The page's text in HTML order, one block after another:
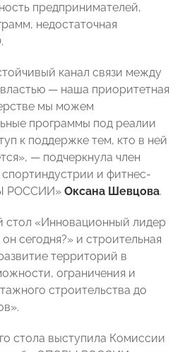
предпринимателей,
недостаточная
канал связи между
— наша приоритетная
мы можем
программы под реалии
к поддержке тем, кто в ней
— подчеркнула член
и фитнес-
РОССИИ» Оксана Шевцова.
стол «Инновационный лидер
сегодня?» и строительная
территорий в
ограничения и
строительства до
стола выступила Комиссии